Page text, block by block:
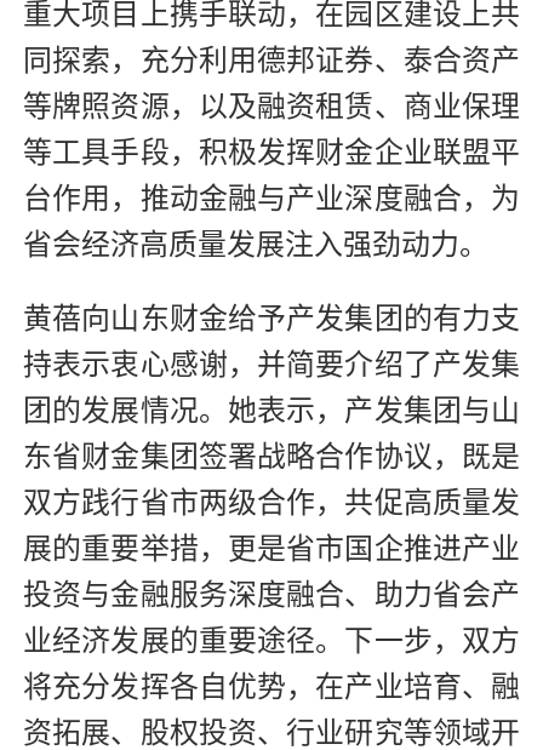
重大项目上携手联动，在园区建设上共
同探索，充分利用德邦证券、泰合资产
等牌照资源，以及融资租赁、商业保理
等工具手段，积极发挥财金企业联盟平
台作用，推动金融与产业深度融合，为
省会经济高质量发展注入强劲动力。
黄蓓向山东财金给予产发集团的有力支
持表示衷心感谢，并简要介绍了产发集
团的发展情况。她表示，产发集团与山
东省财金集团签署战略合作协议，既是
双方践行省市两级合作，共促高质量发
展的重要举措，更是省市国企推进产业
投资与金融服务深度融合、助力省会产
业经济发展的重要途径。下一步，双方
将充分发挥各自优势，在产业培育、融
资拓展、股权投资、行业研究等领域开